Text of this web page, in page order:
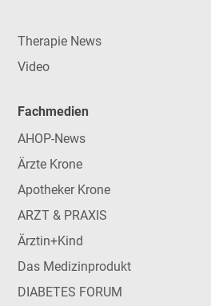
Therapie News
Video
Fachmedien
AHOP-News
Ärzte Krone
Apotheker Krone
ARZT & PRAXIS
Ärztin+Kind
Das Medizinprodukt
DIABETES FORUM